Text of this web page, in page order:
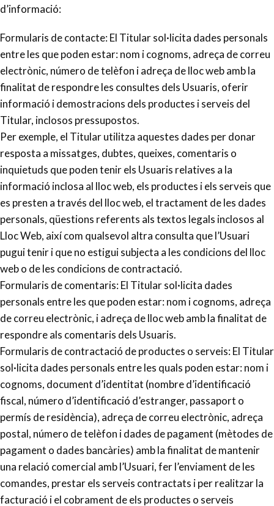
d’informació:
Formularis de contacte: El Titular sol·licita dades personals
entre les que poden estar: nom i cognoms, adreça de correu
electrònic, número de telèfon i adreça de lloc web amb la
finalitat de respondre les consultes dels Usuaris, oferir
informació i demostracions dels productes i serveis del
Titular, inclosos pressupostos.
Per exemple, el Titular utilitza aquestes dades per donar
resposta a missatges, dubtes, queixes, comentaris o
inquietuds que poden tenir els Usuaris relatives a la
informació inclosa al lloc web, els productes i els serveis que
es presten a través del lloc web, el tractament de les dades
personals, qüestions referents als textos legals inclosos al
Lloc Web, així com qualsevol altra consulta que l’Usuari
pugui tenir i que no estigui subjecta a les condicions del lloc
web o de les condicions de contractació.
Formularis de comentaris: El Titular sol·licita dades
personals entre les que poden estar: nom i cognoms, adreça
de correu electrònic, i adreça de lloc web amb la finalitat de
respondre als comentaris dels Usuaris.
Formularis de contractació de productes o serveis: El Titular
sol·licita dades personals entre les quals poden estar: nom i
cognoms, document d’identitat (nombre d’identificació
fiscal, número d’identificació d’estranger, passaport o
permís de residència), adreça de correu electrònic, adreça
postal, número de telèfon i dades de pagament (mètodes de
pagament o dades bancàries) amb la finalitat de mantenir
una relació comercial amb l’Usuari, fer l’enviament de les
comandes, prestar els serveis contractats i per realitzar la
facturació i el cobrament de els productes o serveis